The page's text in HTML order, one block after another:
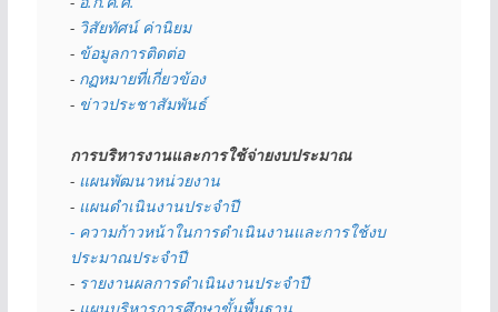
- วิสัยทัศน์ ค่านิยม
- ข้อมูลการติดต่อ
- กฏหมายที่เกี่ยวข้อง
- ข่าวประชาสัมพันธ์
การบริหารงานและการใช้จ่ายงบประมาณ
- แผนพัฒนาหน่วยงาน
- แผนดำเนินงานประจำปี
- ความก้าวหน้าในการดำเนินงานและการใช้งบ
ประมาณประจำปี
- รายงานผลการดำเนินงานประจำปี
- แผนบริหารการศึกษาขั้นพื้นฐาน